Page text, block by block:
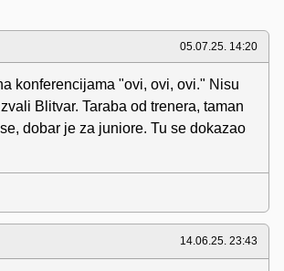
05.07.25. 14:20
konferencijama "ovi, ovi, ovi." Nisu
Blitvar. Taraba od trenera, taman
dobar je za juniore. Tu se dokazao
14.06.25. 23:43